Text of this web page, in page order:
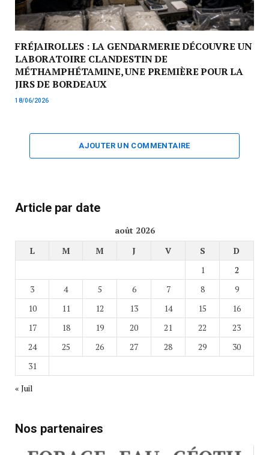
FRÉJAIROLLES : LA GENDARMERIE DÉCOUVRE UN
LABORATOIRE CLANDESTIN DE
MÉTHAMPHÉTAMINE, UNE PREMIÈRE POUR LA
JIRS DE BORDEAUX
18/06/2026
AJOUTER UN COMMENTAIRE
Article par date
août 2026
L
M M J V S
D
1
2
3
4 5 6 7 8
9
10
11 12 13 14 15
16
17
18 19 20 21 22
23
24
25 26 27 28 29
30
31
« Juil
Nos partenaires